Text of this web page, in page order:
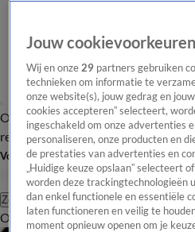
Overzicht Laatste nieuws Regionieuws
redactie
Volg Hart van Nederland
Zoeken
OverzichtRegioUitzendingenWeer
Jouw cookievoorkeuren
Wij en onze29 partners gebruiken
technieken om informatie te
onze website(s), jouw gedrag en
cookies accepteren” selecteert,
ingeschakeld om onze advertenties
personaliseren, onze producten en
de prestaties van advertenties en
„Huidige keuze opslaan” selecteert
worden deze trackingtechnologieën
dan enkel functionele en essentiële
laten functioneren en veilig te
moment opnieuw openen om je